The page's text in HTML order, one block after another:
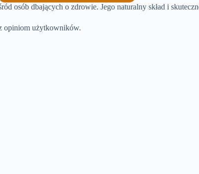
osób dbających o zdrowie. Jego naturalny skład i
opiniom użytkowników.